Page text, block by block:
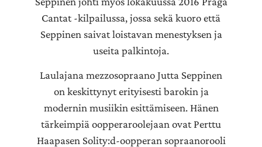
Cantat -kilpailussa, jossa sekä kuoro että
Seppinen saivat loistavan menestyksen ja
useita palkintoja.
Laulajana mezzosopraano Jutta Seppinen
on keskittynyt erityisesti barokin ja
modernin musiikin esittämiseen. Hänen
tärkeimpiä oopperaroolejaan ovat Perttu
Haapasen Solity:d-oopperan sopraanorooli